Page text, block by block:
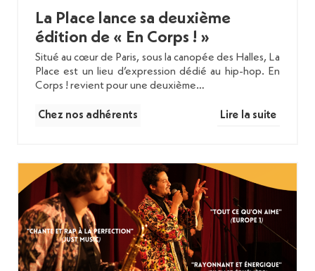
La Place lance sa deuxième
édition de « En Corps ! »
Situé au cœur de Paris, sous la canopée des Halles, La
Place est un lieu d’expression dédié au hip-hop. En
Corps ! revient pour une deuxième…
Chez nos adhérents Lire la suite